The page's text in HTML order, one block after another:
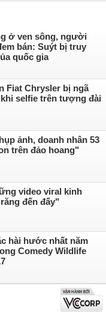
ở ven sông, người
bán: Suýt bị truy
quốc gia
Fiat Chrysler bị ngã
selfie trên tượng đài
ảnh, doanh nhân 53
trên đảo hoang"
video viral kinh
đến đấy"
hài hước nhất năm
Comedy Wildlife